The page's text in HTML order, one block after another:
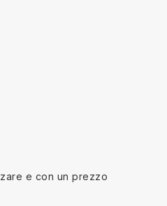
e con un prezzo